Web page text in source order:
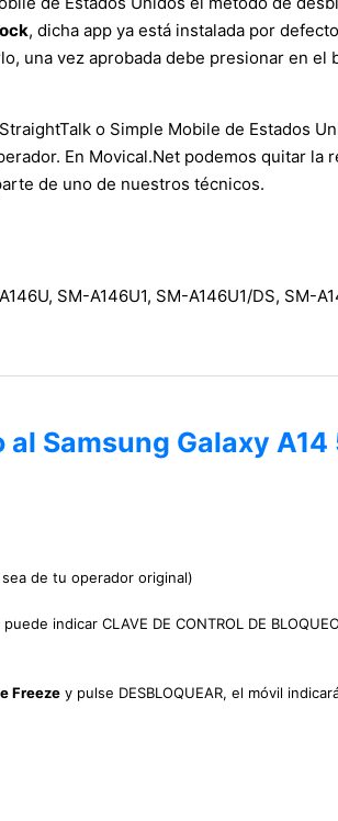
, dicha app ya está instalada por
una vez aprobada debe presionar en el
o Simple Mobile de Estados
En Movical.Net podemos quitar la
de uno de nuestros técnicos.
SM-A146U1, SM-A146U1/DS, SM-
Samsung Galaxy A14
de tu operador original)
indicar CLAVE DE CONTROL DE
Freeze y pulse DESBLOQUEAR, el móvil